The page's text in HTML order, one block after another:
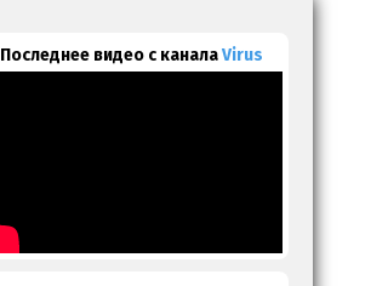
Последнее видео с каналаVirus